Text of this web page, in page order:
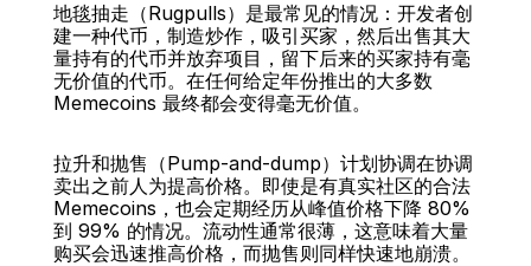
地毯抽走（Rugpulls）是最常见的情况：开发者创
建一种代币，制造炒作，吸引买家，然后出售其大
量持有的代币并放弃项目，留下后来的买家持有毫
无价值的代币。在任何给定年份推出的大多数
Memecoins 最终都会变得毫无价值。
拉升和抛售（Pump-and-dump）计划协调在协调
卖出之前人为提高价格。即使是有真实社区的合法
Memecoins，也会定期经历从峰值价格下降 80%
到 99% 的情况。流动性通常很薄，这意味着大量
购买会迅速推高价格，而抛售则同样快速地崩溃。